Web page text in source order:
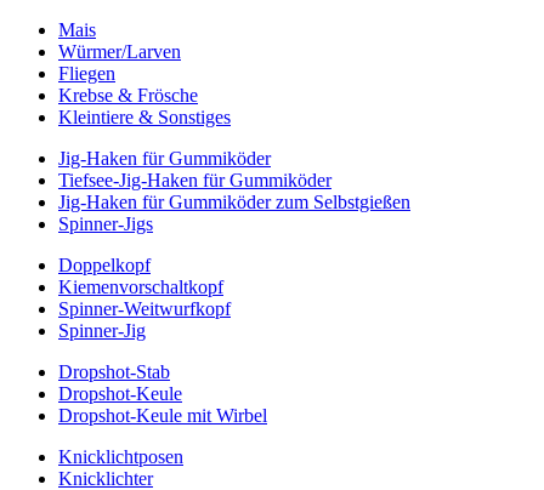
Mais
Würmer/Larven
Fliegen
Krebse & Frösche
Kleintiere & Sonstiges
Jig-Haken für Gummiköder
Tiefsee-Jig-Haken für Gummiköder
Jig-Haken für Gummiköder zum Selbstgießen
Spinner-Jigs
Doppelkopf
Kiemenvorschaltkopf
Spinner-Weitwurfkopf
Spinner-Jig
Dropshot-Stab
Dropshot-Keule
Dropshot-Keule mit Wirbel
Knicklichtposen
Knicklichter